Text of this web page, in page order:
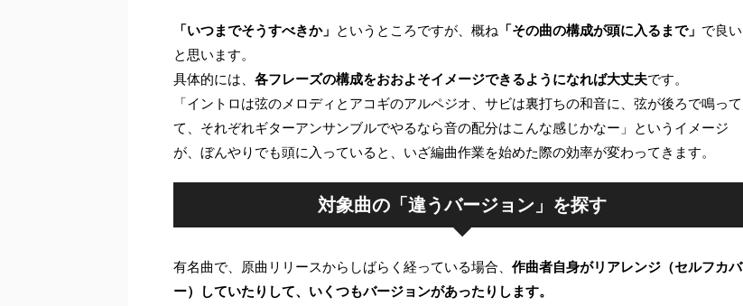
「いつまでそうすべきか」 というところですが、概ね 「その曲の構成が頭に入るまで」 で良い
と思います。
具体的には、 各フレーズの構成をおおよそイメージできるようになれば大丈夫です。
「イントロは弦のメロディとアコギのアルペジオ、サビは裏打ちの和音に、弦が後ろで鳴って
て、それぞれギターアンサンブルでやるなら音の配分はこんな感じかなー」というイメージ
が、ぼんやりでも頭に入っていると、いざ編曲作業を始めた際の効率が変わってきます。
対象曲の「違うバージョン」を探す
有名曲で、原曲リリースからしばらく経っている場合、 作曲者自身がリアレンジ（セルフカバ
ー）していたりして、いくつもバージョンがあったりします。